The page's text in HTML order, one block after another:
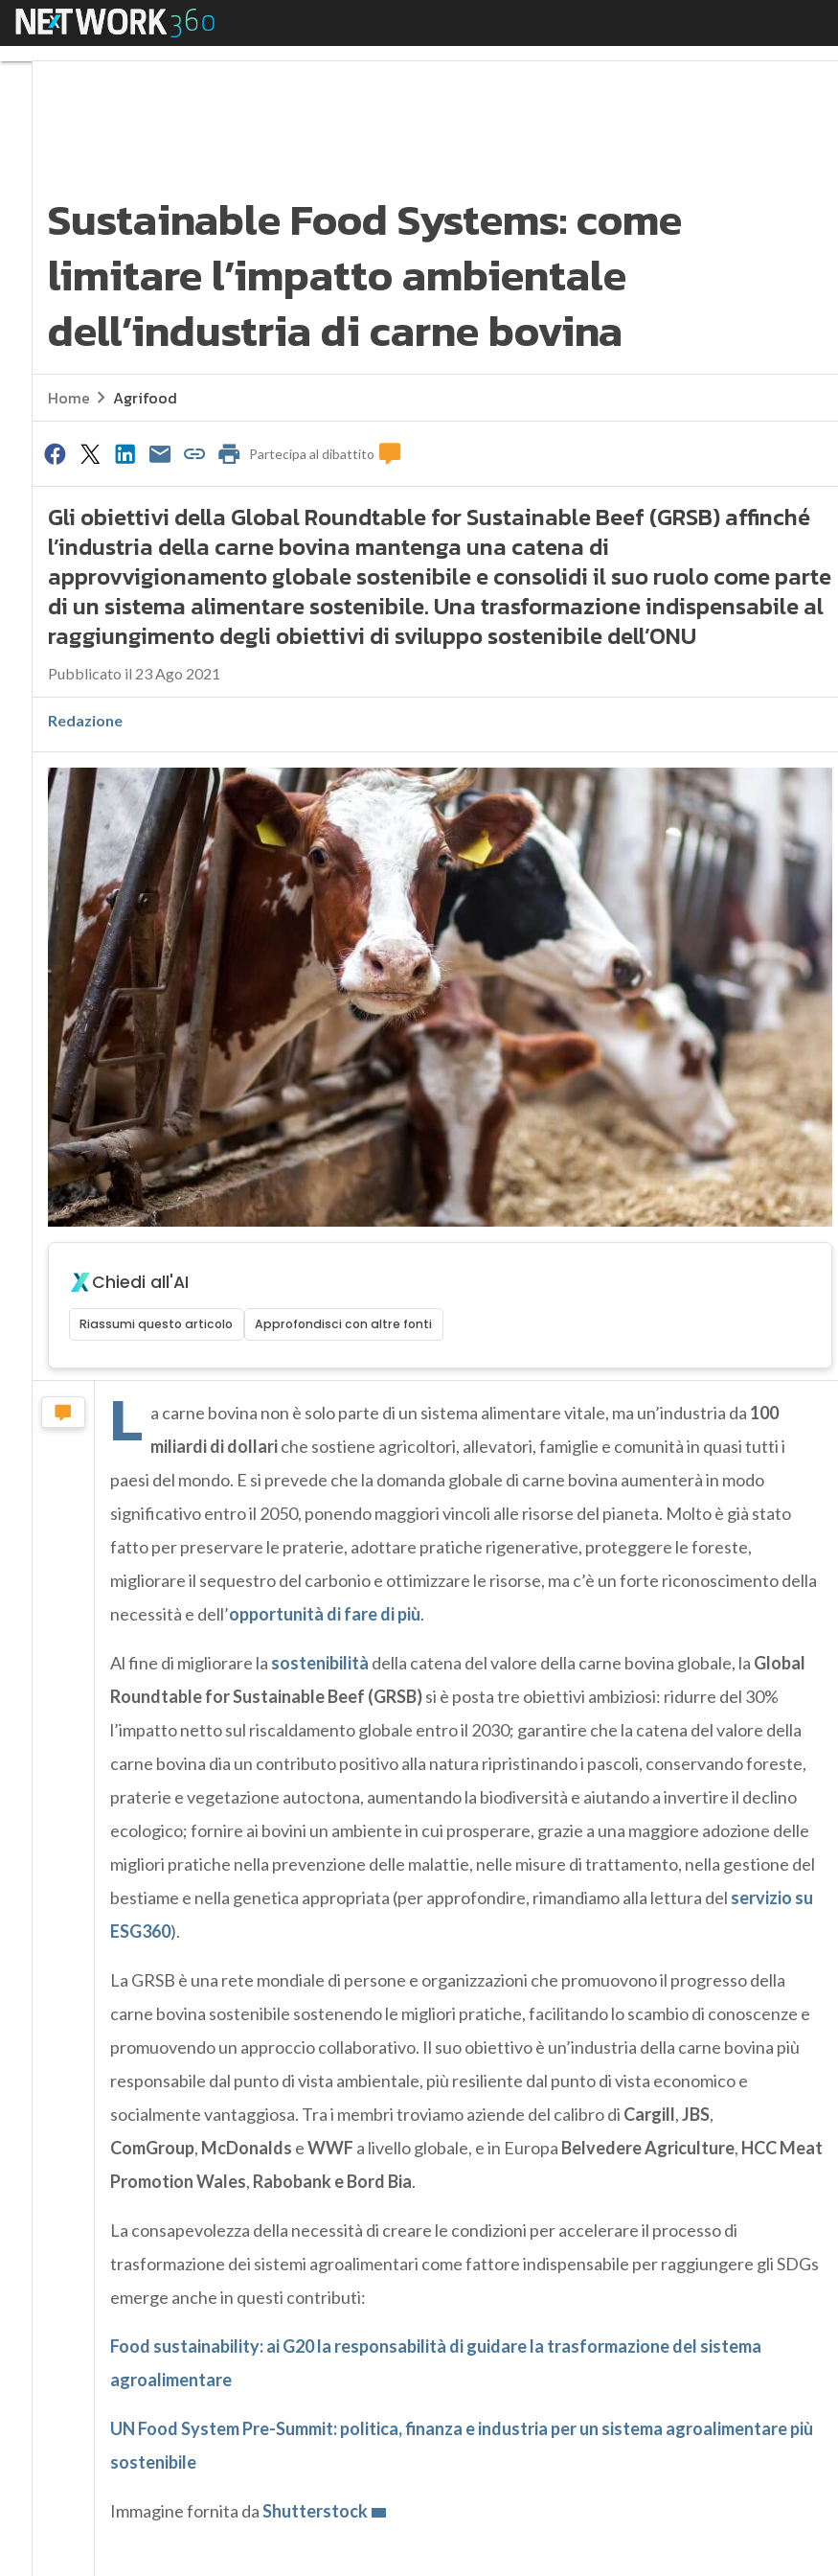
Menu Sustainable Food Systems: come limitare l’impatto ambientale
Sustainable Food Systems: come
limitare l’impatto ambientale
dell’industria di carne bovina
Home Agrifood
Partecipa al dibattito
Gli obiettivi della Global Roundtable for Sustainable Beef (GRSB) affinché
l’industria della carne bovina mantenga una catena di
approvvigionamento globale sostenibile e consolidi il suo ruolo come parte
di un sistema alimentare sostenibile. Una trasformazione indispensabile al
raggiungimento degli obiettivi di sviluppo sostenibile dell’ONU
Pubblicato il 23 Ago 2021
Redazione
Chiedi all'AI
Riassumi questo articolo Approfondisci con altre fonti
L a carne bovina non è solo parte di un sistema alimentare vitale, ma un’industria da 100
miliardi di dollariche sostiene agricoltori, allevatori, famiglie e comunità in quasi tutti i
paesi del mondo. E si prevede che la domanda globale di carne bovina aumenterà in modo
significativo entro il 2050, ponendo maggiori vincoli alle risorse del pianeta. Molto è già stato
fatto per preservare le praterie, adottare pratiche rigenerative, proteggere le foreste,
migliorare il sequestro del carbonio e ottimizzare le risorse, ma c’è un forte riconoscimento della
necessità e dell’opportunità di fare di più.
Al fine di migliorare la sostenibilità della catena del valore della carne bovina globale, la Global
Roundtable for Sustainable Beef (GRSB)si è posta tre obiettivi ambiziosi: ridurre del 30%
l’impatto netto sul riscaldamento globale entro il 2030; garantire che la catena del valore della
carne bovina dia un contributo positivo alla natura ripristinando i pascoli, conservando foreste,
praterie e vegetazione autoctona, aumentando la biodiversità e aiutando a invertire il declino
ecologico; fornire ai bovini un ambiente in cui prosperare, grazie a una maggiore adozione delle
migliori pratiche nella prevenzione delle malattie, nelle misure di trattamento, nella gestione del
bestiame e nella genetica appropriata (per approfondire, rimandiamo alla lettura del servizio su
ESG360).
La GRSB è una rete mondiale di persone e organizzazioni che promuovono il progresso della
carne bovina sostenibile sostenendo le migliori pratiche, facilitando lo scambio di conoscenze e
promuovendo un approccio collaborativo. Il suo obiettivo è un’industria della carne bovina più
responsabile dal punto di vista ambientale, più resiliente dal punto di vista economico e
socialmente vantaggiosa. Tra i membri troviamo aziende del calibro di Cargill,JBS,
ComGroup, McDonalds eWWF a livello globale, e in Europa Belvedere Agriculture, HCCMeat
Promotion Wales, Rabobank e Bord Bia.
La consapevolezza della necessità di creare le condizioni per accelerare il processo di
trasformazione dei sistemi agroalimentari come fattore indispensabile per raggiungere gli SDGs
emerge anche in questi contributi:
Food sustainability: ai G20 la responsabilità di guidare la trasformazione del sistema
agroalimentare
UN Food System Pre-Summit: politica, finanza e industria per un sistema agroalimentare più
sostenibile
Immagine fornita daShutterstock